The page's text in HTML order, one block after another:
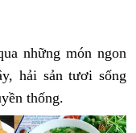
những món ngon
hải sản tươi sống
thống.